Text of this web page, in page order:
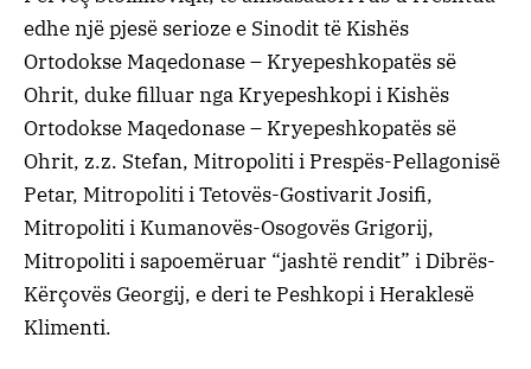
edhe një pjesë serioze e Sinodit të Kishës
Ortodokse Maqedonase – Kryepeshkopatës së
Ohrit, duke filluar nga Kryepeshkopi i Kishës
Ortodokse Maqedonase – Kryepeshkopatës së
Ohrit, z.z. Stefan, Mitropoliti i Prespës-Pellagonisë
Petar, Mitropoliti i Tetovës-Gostivarit Josifi,
Mitropoliti i Kumanovës-Osogovës Grigorij,
Mitropoliti i sapoemëruar “jashtë rendit” i Dibrës-
Kërçovës Georgij, e deri te Peshkopi i Heraklesë
Klimenti.